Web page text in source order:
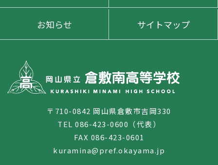
〒710-0842 岡山県倉敷市吉岡330
TEL 086-423-0600（代表）
FAX 086-423-0601
kuramina@pref.okayama.jp
お知らせ サイトマップ